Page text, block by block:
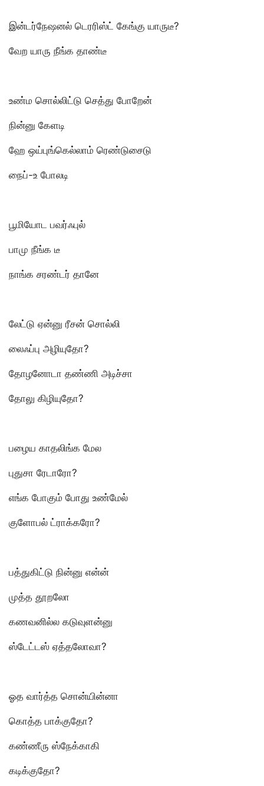
இன்டர்நேஷனல் டெரரிஸ்ட் கேங்கு யாருடீ?
வேற யாரு நீங்க தாண்டீ
உண்ம சொல்லிட்டு செத்து போறேன்
நின்னு கேளடி
ஹே ஒய்புங்கெல்லாம் ரெண்டுசைடு
நைப்-உ போலடி
பூமியோட பவர்ஃபுல்
பாமு நீங்க டீ
நாங்க சரண்டர் தானே
லேட்டு ஏன்னு ரீசன் சொல்லி
லைஃப்பு அழியுதோ?
தோழனோடா தண்ணி அடிச்சா
தோலு கிழியுதோ?
பழைய காதலிங்க மேல
புதுசா ரேடாரோ?
எங்க போகும் போது உண்மேல்
குளோபல் ட்ராக்கரோ?
பத்துகிட்டு நின்னு என்ன்
முத்த தூறலோ
கணவனில்ல கடுவுளன்னு
ஸ்டேட்டஸ் ஏத்தலோவா?
ஓத வார்த்த சொன்யின்னா
கொத்த பாக்குதோ?
கண்ணீரு ஸ்நேக்காகி
கடிக்குதோ?